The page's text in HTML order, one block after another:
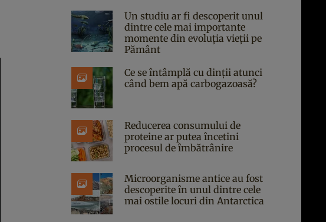
Un studiu ar fi descoperit unul
dintre cele mai importante
momente din evoluția vieții pe
Pământ
Ce se întâmplă cu dinții atunci
când bem apă carbogazoasă?
Reducerea consumului de
proteine ar putea încetini
procesul de îmbătrânire
Microorganisme antice au fost
descoperite în unul dintre cele
mai ostile locuri din Antarctica